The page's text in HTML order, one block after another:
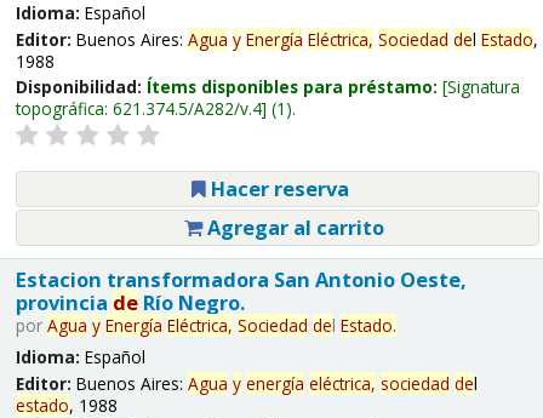
Idioma: Español
Editor: Buenos Aires: Agua y Energía Eléctrica, Sociedad del Estado,
1988
Disponibilidad: Ítems disponibles para préstamo: Signatura
topográfica: 621.374.5/A282/v.4 (1).
Hacer reserva
Agregar al carrito
Estacion transformadora San Antonio Oeste,
provincia deRío Negro.
por Agua y Energía Eléctrica, Sociedad del Estado.
Idioma: Español
Editor: Buenos Aires: Agua y energía eléctrica, sociedad del
estado, 1988